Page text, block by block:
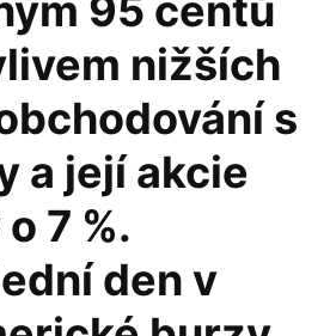
95 centů
nižších
s
a její akcie
7 %.
den v